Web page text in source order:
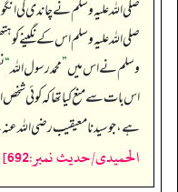
صلی اللہ علیہ وسلم نے چاندی کی
صلی اللہ علیہ وسلم اس کے نگینے
وسلم نے اس میں”محمد رسول اللہ“
اس بات سے منع کیا تھا کہ کوئی
ہے،جو سیدنا معیقیب رضی اللہ
الحمیدی/حدیث نمبر:692]